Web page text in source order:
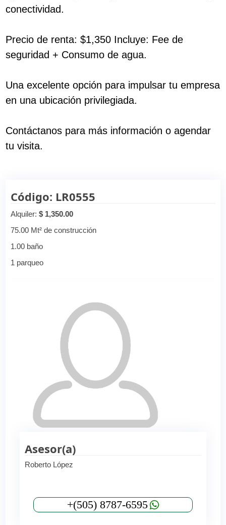
conectividad.
Precio de renta: $1,350 Incluye: Fee de
seguridad + Consumo de agua.
Una excelente opción para impulsar tu empresa
en una ubicación privilegiada.
Contáctanos para más información o agendar
tu visita.
Código: LR0555
Alquiler:$ 1,350.00
75.00 Mt² de construcción
1.00 baño
1 parqueo
Asesor(a)
Roberto López
+(505) 8787-6595